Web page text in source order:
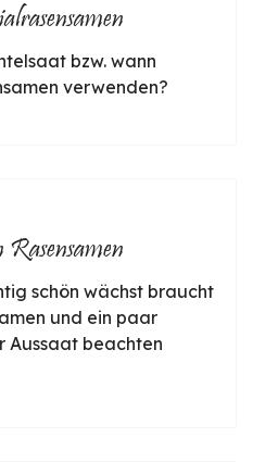
bzw. wann
verwenden?
schön wächst braucht
und ein paar
Aussaat beachten